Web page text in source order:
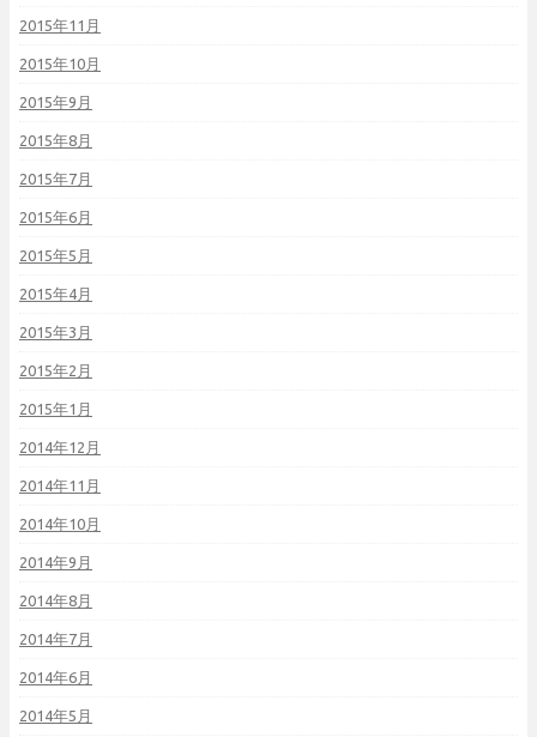
2015年11月
2015年10月
2015年9月
2015年8月
2015年7月
2015年6月
2015年5月
2015年4月
2015年3月
2015年2月
2015年1月
2014年12月
2014年11月
2014年10月
2014年9月
2014年8月
2014年7月
2014年6月
2014年5月